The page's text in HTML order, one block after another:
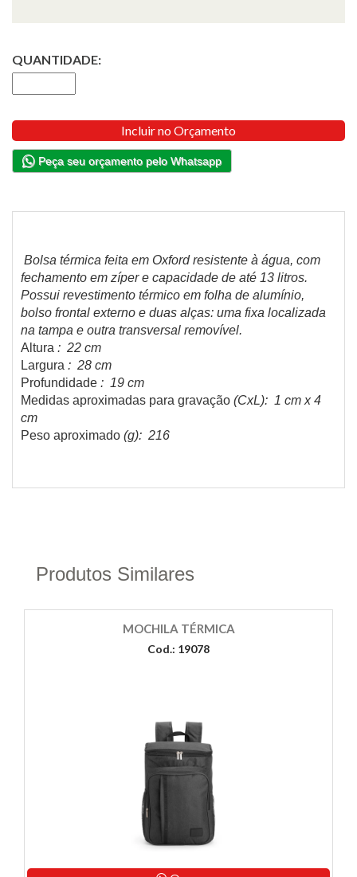
QUANTIDADE:
Incluir no Orçamento
Peça seu orçamento pelo Whatsapp
Bolsa térmica feita em Oxford resistente à água, com
fechamento em zíper e capacidade de até 13 litros.
Possui revestimento térmico em folha de alumínio,
bolso frontal externo e duas alças: uma fixa localizada
na tampa e outra transversal removível.
Altura : 22 cm
Largura : 28 cm
Profundidade : 19 cm
Medidas aproximadas para gravação (CxL): 1 cm x 4
cm
Peso aproximado (g): 216
Produtos Similares
MOCHILA TÉRMICA
Cod.: 19078